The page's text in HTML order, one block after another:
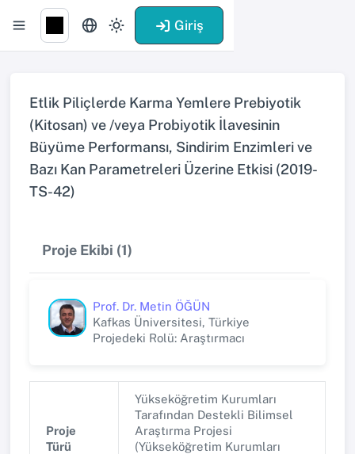
Giriş
Etlik Piliçlerde Karma Yemlere Prebiyotik
(Kitosan) ve /veya Probiyotik İlavesinin
Büyüme Performansı, Sindirim Enzimleri ve
Bazı Kan Parametreleri Üzerine Etkisi (2019-
TS-42)
Proje Ekibi (1)
Prof. Dr. Metin ÖĞÜN
Kafkas Üniversitesi, Türkiye
Projedeki Rolü: Araştırmacı
Proje
Türü
Yükseköğretim Kurumları
Tarafından Destekli Bilimsel
Araştırma Projesi
(Yükseköğretim Kurumları